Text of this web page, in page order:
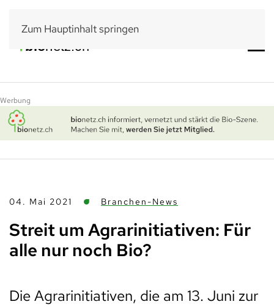
Zum Hauptinhalt springen
Werbung
04. Mai 2021 Branchen-News
Streit um Agrarinitiativen: Für
alle nur noch Bio?
Die Agrarinitiativen, die am 13. Juni zur